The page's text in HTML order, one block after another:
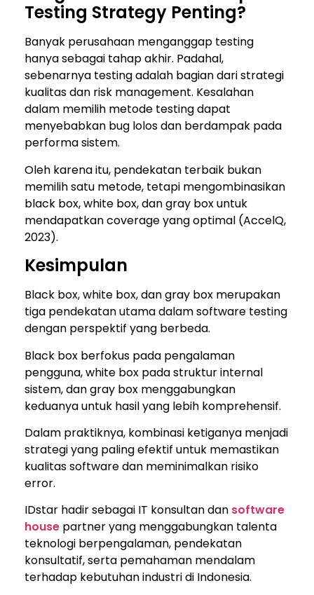
Testing Strategy Penting?
Banyak perusahaan menganggap testing
hanya sebagai tahap akhir. Padahal,
sebenarnya testing adalah bagian dari strategi
kualitas dan risk management. Kesalahan
dalam memilih metode testing dapat
menyebabkan bug lolos dan berdampak pada
performa sistem.
Oleh karena itu, pendekatan terbaik bukan
memilih satu metode, tetapi mengombinasikan
black box, white box, dan gray box untuk
mendapatkan coverage yang optimal (AccelQ,
2023).
Kesimpulan
Black box, white box, dan gray box merupakan
tiga pendekatan utama dalam software testing
dengan perspektif yang berbeda.
Black box berfokus pada pengalaman
pengguna, white box pada struktur internal
sistem, dan gray box menggabungkan
keduanya untuk hasil yang lebih komprehensif.
Dalam praktiknya, kombinasi ketiganya menjadi
strategi yang paling efektif untuk memastikan
kualitas software dan meminimalkan risiko
error.
IDstar hadir sebagai IT konsultan dan software
house partner yang menggabungkan talenta
teknologi berpengalaman, pendekatan
konsultatif, serta pemahaman mendalam
terhadap kebutuhan industri di Indonesia.